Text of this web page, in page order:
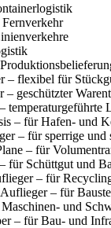
– flexibel für
geschützter
temperaturgeführte
– für Hafen- und
– für sperrige und
– für
für Schüttgut und
– für
– für
und
– für Bau- und